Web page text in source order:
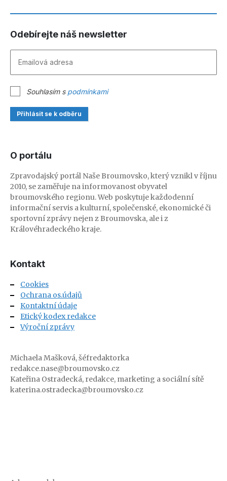
Odebírejte náš newsletter
Souhlasím s podmínkami
Přihlásit se k odběru
O portálu
Zpravodajský portál Naše Broumovsko, který vznikl v říjnu
2010, se zaměřuje na informovanost obyvatel
broumovského regionu. Web poskytuje každodenní
informační servis a kulturní, společenské, ekonomické či
sportovní zprávy nejen z Broumovska, ale i z
Královéhradeckého kraje.
Kontakt
Cookies
Ochrana os.údajů
Kontaktní údaje
Etický kodex redakce
Výroční zprávy
Michaela Mašková, šéfredaktorka
redakce.nase@broumovsko.cz
Kateřina Ostradecká, redakce, marketing a sociální sítě
katerina.ostradecka@broumovsko.cz